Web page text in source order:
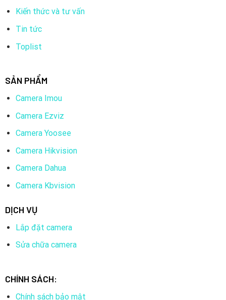
Kiến thức và tư vấn
Tin tức
Toplist
SẢN PHẨM
Camera Imou
Camera Ezviz
Camera Yoosee
Camera Hikvision
Camera Dahua
Camera Kbvision
DỊCH VỤ
Lắp đặt camera
Sửa chữa camera
CHÍNH SÁCH:
Chính sách bảo mật